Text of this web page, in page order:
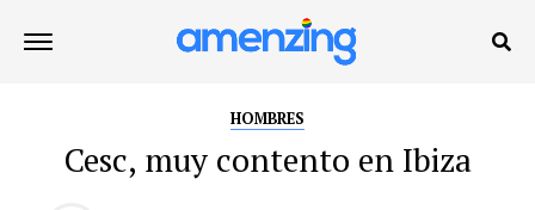
HOMBRES
Cesc, muy contento en Ibiza